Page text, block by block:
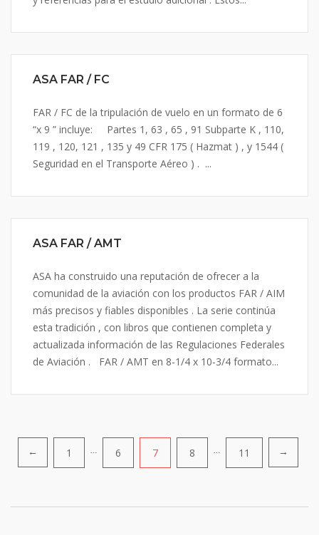
ASA FAR / FC
FAR / FC de la tripulación de vuelo en un formato de 6
“x 9 ” incluye: Partes 1, 63 , 65 , 91 Subparte K , 110,
119 , 120, 121 , 135 y 49 CFR 175 ( Hazmat ) , y 1544 (
Seguridad en el Transporte Aéreo ) . ...
ASA FAR / AMT
ASA ha construido una reputación de ofrecer a la
comunidad de la aviación con los productos FAR / AIM
más precisos y fiables disponibles . La serie continúa
esta tradición , con libros que contienen completa y
actualizada información de las Regulaciones Federales
de Aviación . FAR / AMT en 8-1/4 x 10-3/4 formato...
Posts
← 1 … 6 7 8 … 11 →